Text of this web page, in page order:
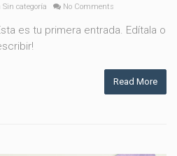
Sin categoría No Comments
es tu primera entrada. Edítala o
Read More